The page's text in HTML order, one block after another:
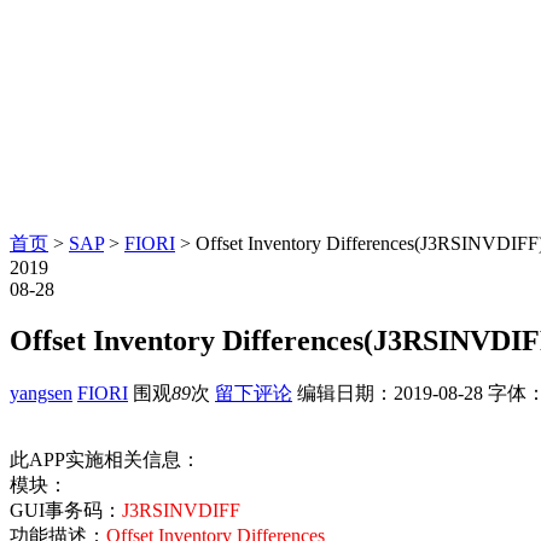
首页 > SAP> FIORI > Offset Inventory
2019
08-28
Offset Inventory
yangsen FIORI 围观89次 留下评论 编辑日期： 2019-08-28 字体：
此APP实施相关信息：
模块：
GUI事务码： J3RSINVDIFF
功能描述： Offset Inventory Differences